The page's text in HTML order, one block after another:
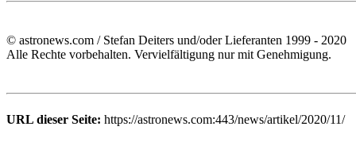
© astronews.com / Stefan Deiters und/oder Lieferanten 1999 - 2020
Alle Rechte vorbehalten. Vervielfältigung nur mit Genehmigung.
URL dieser Seite: https://astronews.com:443/news/artikel/2020/11/